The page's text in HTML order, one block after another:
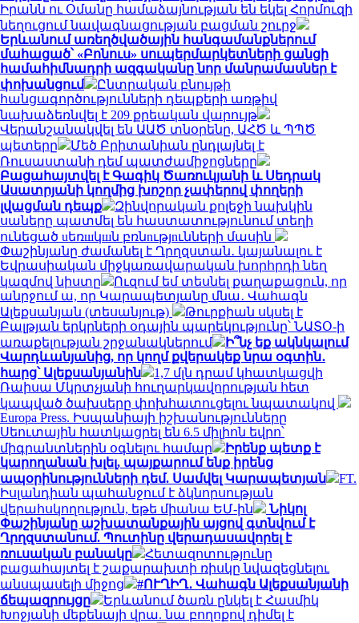
Իրանն ու Օմանը համաձայնության են եկել Հորմուզի
նեղուցում նավագնացության բացման շուրջ
Երևանում առեղծվածային հանգամանքներում
մահացած՝ «Բոնուս» սուպերմարկետների ցանցի
համահիմնադրի ազգականը նոր մանրամասներ է
փոխանցում
Ընտրական բնույթի
հանցագործությունների դեպքերի առթիվ
նախաձեռնվել է 209 քրեական վարույթ
Վերանշանակվել են ԱԱԾ տնօրենը, ԱՀԾ և ՊՊԾ
պետերը
Մեծ Բրիտանիան ընդլայնել է
Ռուսաստանի դեմ պատժամիջոցները
Բացահայտվել է Գագիկ Ծառուկյանի և Սեդրակ
Ասատրյանի կողմից խոշոր չափերով փողերի
լվացման դեպք
Զինվորական քոլեջի նախկին
սաները պատմել են հաստատությունում տեղի
ունեցած uեռшկшն բռնnւթյnւնների մասին
Փաշինյանը ժամանել է Ղրղզստան․ կայանալու է
Եվրասիական միջկառավարական խորհրդի նեղ
կազմով նիստը
Ուզում եմ տեսնել քաղաքացուն, որ
անրջում ա, որ Կարապետյանը մնա․ Վահագն
Ալեքսանյան (տեսանյութ)
Թուրքիան սկսել է
Բալթյան երկրների օդային պարեկությունը՝ ՆԱՏՕ-ի
առաքելության շրջանակներում
Ի՞նչ եք ակնկալում
Վարդևանյանից, որ կողմ քվերակեք նրա օգտին․
հարց՝ Ալեքսանյանին
1,7 մլն դրամ կհատկացվի
Ռաիսա Մկրտչյանի հուղարկավորության հետ
կապված ծախսերը փոխհատուցելու նպատակով
Europa Press. Իսպանիայի իշխանությունները
Սեուտային հատկացրել են 6.5 միլիոն եվրո՝
միգրանտներին օգնելու համար
Իրենք պետք է
կարողանան խլել, պայքարում ենք իրենց
ապօրինությունների դեմ. Սամվել Կարապետյան
FT.
Իսլանդիան պահանջում է ձկնորսության
վերահսկողություն, եթե միանա ԵՄ-ին
Նիկոլ
Փաշինյանը աշխատանքային այցով գտնվում է
Ղրղզստանում. Պուտինը վերադասավորել է
ռուսական բանակը
Հետազոտությունը
բացահայտել է շաքարախտի ռիսկը նվազեցնելու
անսպասելի միջոց
#ՈՒՂԻՂ․ Վահագն Ալեքսանյանի
ճեպազրույցը
Երևանում ծառն ընկել է Հասմիկ
Խոջյանի մեքենայի վրա. նա բողոքով դիմել է